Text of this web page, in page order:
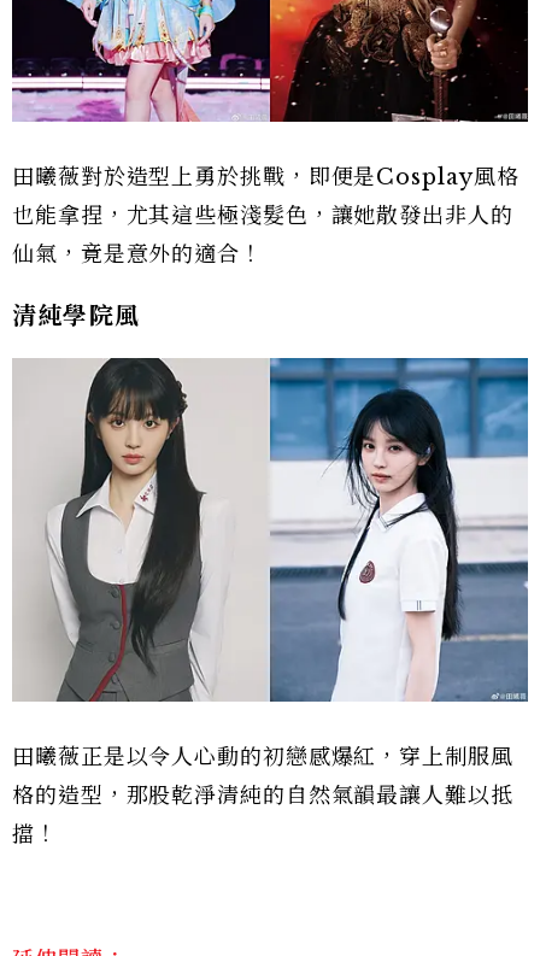
田曦薇對於造型上勇於挑戰，即便是Cosplay風格
也能拿捏，尤其這些極淺髮色，讓她散發出非人的
仙氣，竟是意外的適合！
清純學院風
田曦薇正是以令人心動的初戀感爆紅，穿上制服風
格的造型，那股乾淨清純的自然氣韻最讓人難以抵
擋！